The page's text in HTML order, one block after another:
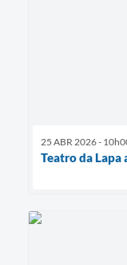
25 ABR 2026 -
Teatro da